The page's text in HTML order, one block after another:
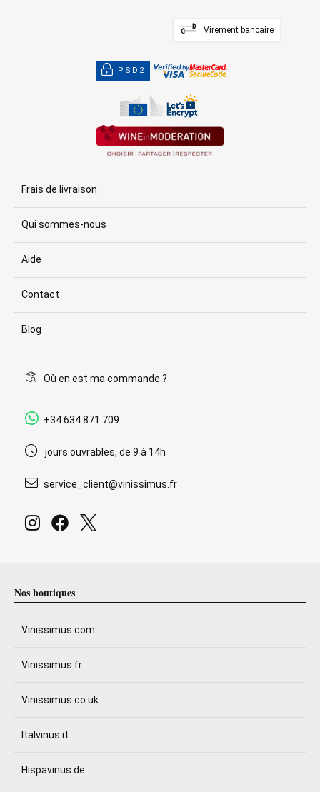
Virement bancaire
PSD2
Frais de livraison
Qui sommes-nous
Aide
Contact
Blog
Où en est ma commande ?
+34 634 871 709
jours ouvrables, de 9 à 14h
service_client@vinissimus.fr
Nos boutiques
Vinissimus.com
Vinissimus.fr
Vinissimus.co.uk
Italvinus.it
Hispavinus.de